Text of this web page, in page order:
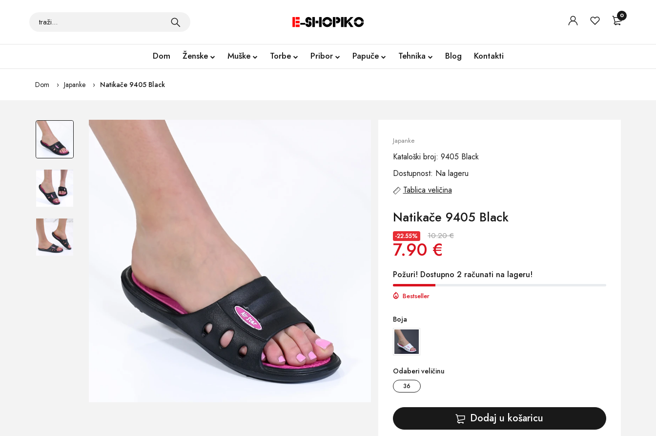
0
Dom Ženske Muške Torbe Pribor Papuče Tehnika Blog Kontakti
Dom Japanke Natikače 9405 Black
Japanke
Kataloški broj: 9405 Black
Dostupnost: Na lageru
Tablica veličina
Natikače 9405 Black
-22.55% 10.20 €
7.90 €
Požuri! Dostupno 2 računati na lageru!
Bestseller
Boja
Odaberi veličinu
36
Dodaj u košaricu